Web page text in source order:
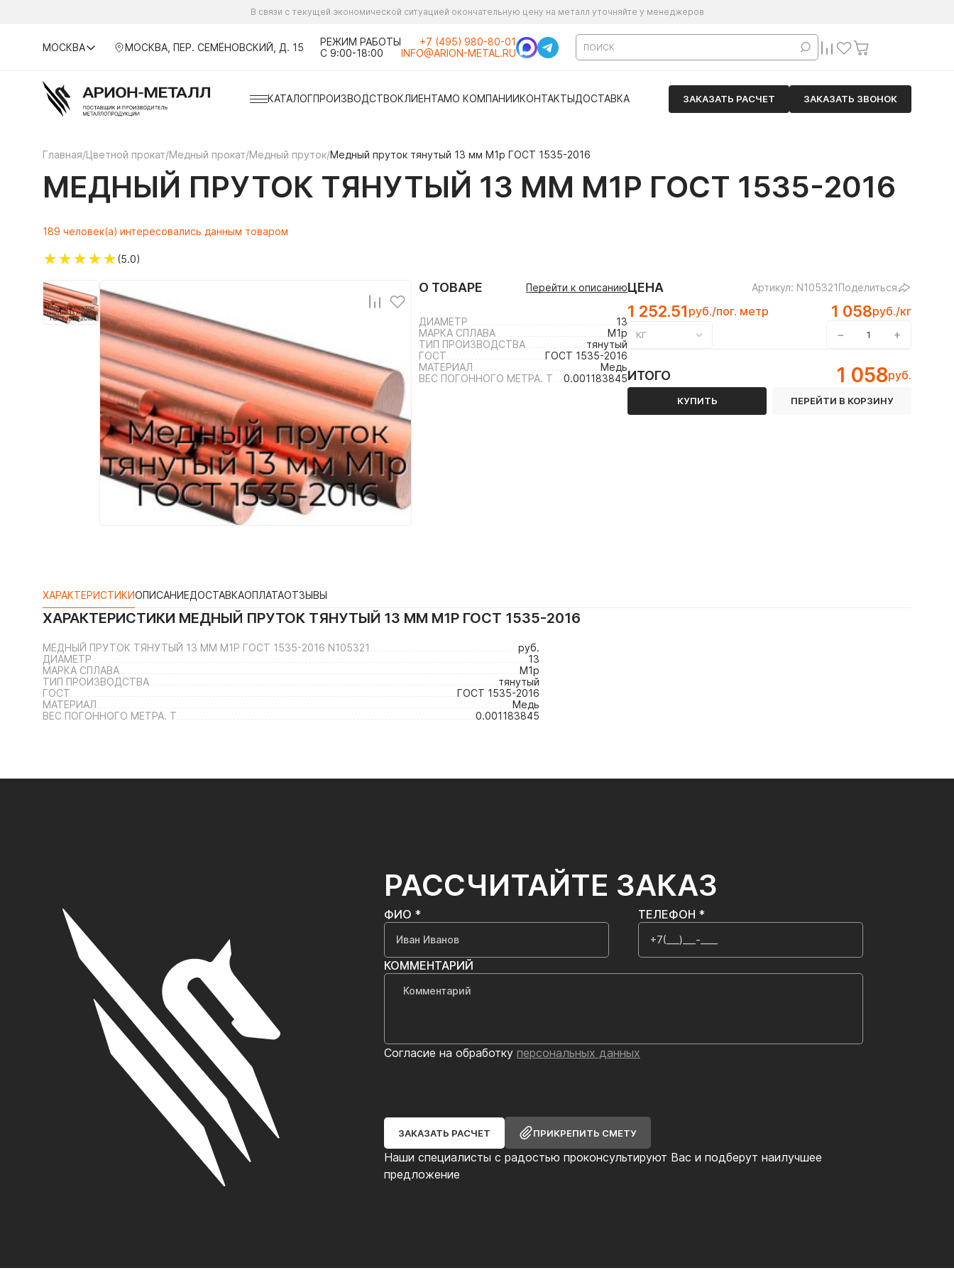
В связи с текущей экономической ситуацией окончательную цену на металл уточняйте у менеджеров
МОСКВА МОСКВА, ПЕР. СЕМЁНОВСКИЙ, Д. 15
РЕЖИМ РАБОТЫ
С 9:00-18:00
+7 (495) 980-80-01
INFO@ARION-METAL.RU
КАТАЛОГПРОИЗВОДСТВОКЛИЕНТАМО КОМПАНИИКОНТАКТЫДОСТАВКА ЗАКАЗАТЬ РАСЧЕТ ЗАКАЗАТЬ ЗВОНОК
Главная/Цветной прокат/Медный прокат/Медный пруток/Медный пруток тянутый 13 мм М1р ГОСТ 1535-2016
МЕДНЫЙ ПРУТОК ТЯНУТЫЙ 13 ММ М1Р ГОСТ 1535-2016
189 человек(а) интересовались данным товаром
★★★★★(5.0)
О ТОВАРЕ Перейти к описанию
ДИАМЕТР
13
МАРКА СПЛАВА
М1р
ТИП ПРОИЗВОДСТВА
тянутый
ГОСТ
ГОСТ 1535-2016
МАТЕРИАЛ
Медь
ВЕС ПОГОННОГО МЕТРА. Т
0.001183845
ЦЕНА Артикул: N105321Поделиться
1 252.51 руб./пог. метр 1 058руб./кг
КГ − +
ИТОГО 1 058руб.
КУПИТЬ ПЕРЕЙТИ В КОРЗИНУ
ХАРАКТЕРИСТИКИОПИСАНИЕДОСТАВКАОПЛАТАОТЗЫВЫ
ХАРАКТЕРИСТИКИ МЕДНЫЙ ПРУТОК ТЯНУТЫЙ 13 ММ М1Р ГОСТ 1535-2016
МЕДНЫЙ ПРУТОК ТЯНУТЫЙ 13 ММ М1Р ГОСТ 1535-2016 N105321
руб.
ДИАМЕТР
13
МАРКА СПЛАВА
М1р
ТИП ПРОИЗВОДСТВА
тянутый
ГОСТ
ГОСТ 1535-2016
МАТЕРИАЛ
Медь
ВЕС ПОГОННОГО МЕТРА. Т
0.001183845
РАССЧИТАЙТЕ ЗАКАЗ
Наши специалисты с радостью проконсультируют Вас и подберут наилучшее
предложение
ФИО * ТЕЛЕФОН *
КОММЕНТАРИЙ
Согласие на обработку персональных данных
ЗАКАЗАТЬ РАСЧЕТ ПРИКРЕПИТЬ СМЕТУ